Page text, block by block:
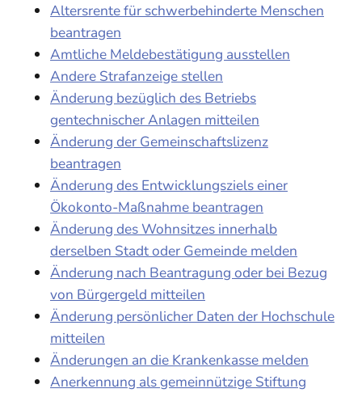
Altersrente für schwerbehinderte Menschen
beantragen
Amtliche Meldebestätigung ausstellen
Andere Strafanzeige stellen
Änderung bezüglich des Betriebs
gentechnischer Anlagen mitteilen
Änderung der Gemeinschaftslizenz
beantragen
Änderung des Entwicklungsziels einer
Ökokonto-Maßnahme beantragen
Änderung des Wohnsitzes innerhalb
derselben Stadt oder Gemeinde melden
Änderung nach Beantragung oder bei Bezug
von Bürgergeld mitteilen
Änderung persönlicher Daten der Hochschule
mitteilen
Änderungen an die Krankenkasse melden
Anerkennung als gemeinnützige Stiftung